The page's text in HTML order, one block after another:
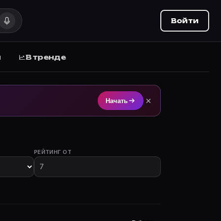
на Movie Planner.
участием.
Войти
В тренде
Начать ×
РЕЙТИНГ ОТ